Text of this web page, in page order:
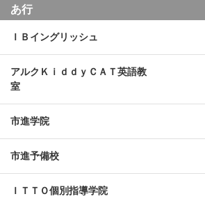
あ行
ＩＢイングリッシュ
アルクＫｉｄｄｙＣＡＴ英語教
室
市進学院
市進予備校
ＩＴＴＯ個別指導学院